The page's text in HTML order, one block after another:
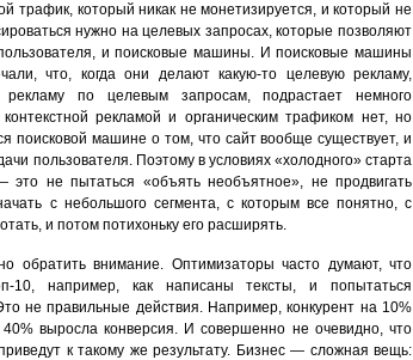
трафик, который никак не монетизируется, и который не
нужно на целевых запросах, которые позволяют
и поисковые машины. И поисковые машины
что, когда они делают какую-то целевую рекламу,
рекламу по целевым запросам, подрастает немного
рекламой и органическим трафиком нет, но
поисковой машине о том, что сайт вообще существует, и
пользователя. Поэтому в условиях «холодного» старта
это не пытаться «объять необъятное», не продвигать
с небольшого сегмента, с которым все понятно, с
и потом потихоньку его расширять.
обратить внимание. Оптимизаторы часто думают, что
10, например, как написаны тексты, и попытаться
не правильные действия. Например, конкурент на 10%
выросла конверсия. И совершенно не очевидно, что
к такому же результату. Бизнес — сложная вещь: